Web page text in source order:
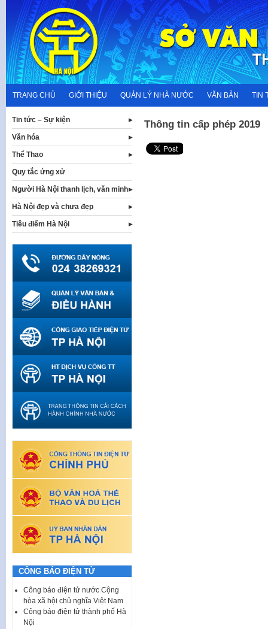
content
TRANG CHỦ GIỚI THIỆU QUẢN LÝ NHÀ NƯỚC VĂN BẢN TIN
Thông tin cấp phép 2019
Tin tức – Sự kiện
Văn hóa
Thể Thao
Quy tắc ứng xử
Người Hà Nội thanh lịch, văn minh
Hà Nội đẹp và chưa đẹp
Tiêu điểm Hà Nội
CÔNG BÁO ĐIỆN TỬ
Công báo điện tử nước Cộng
hòa xã hội chủ nghĩa Việt Nam
Công báo điện tử thành phố Hà
Nội